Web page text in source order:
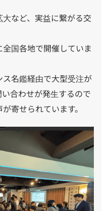
など、実益に繋がる交
国各地で開催していま
名鑑経由で大型受注が
合わせが発生するので
寄せられています。